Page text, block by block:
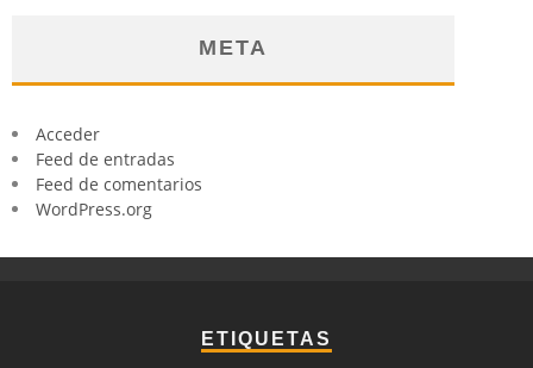
META
Acceder
Feed de entradas
Feed de comentarios
WordPress.org
ETIQUETAS